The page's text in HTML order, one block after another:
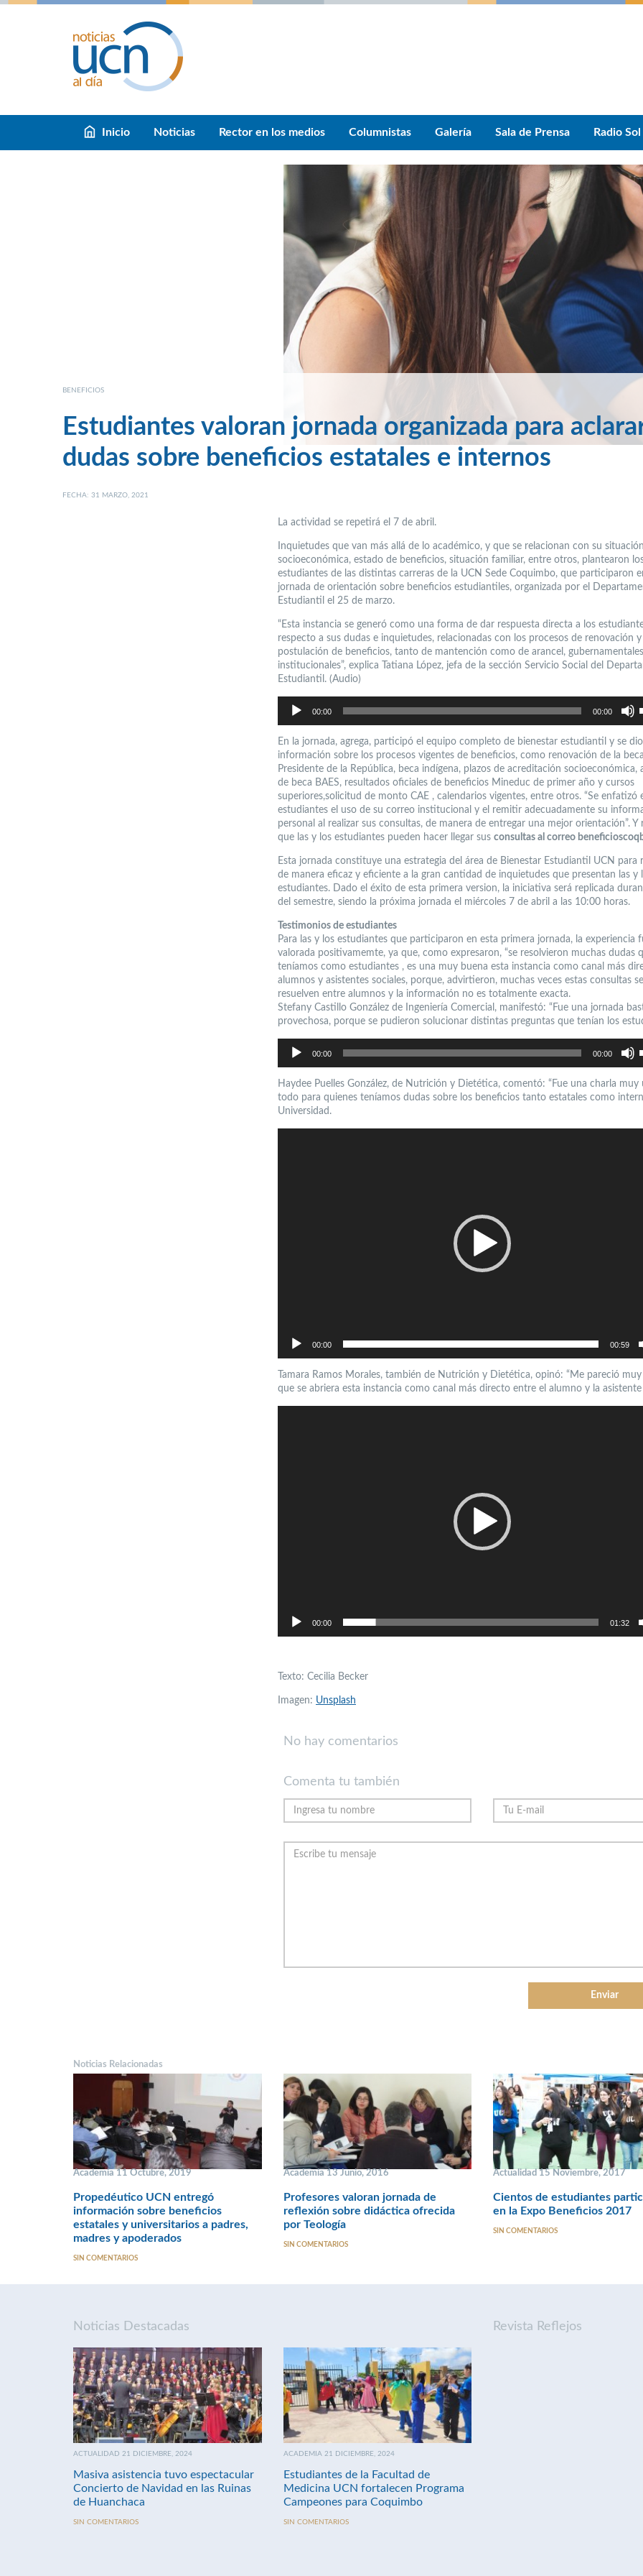
Inicio Noticias Rector en los medios Columnistas Galería Sala de Prensa Radio Sol
BENEFICIOS
Estudiantes valoran jornada organizada para
dudas sobre beneficios estatales e internos
FECHA: 31 MARZO, 2021
La actividad se repetirá el 7 de abril.
Inquietudes que van más allá de lo académico, y que se relacionan con su situación
socioeconómica, estado de beneficios, situación familiar, entre otros, plantearon
estudiantes de las distintas carreras de la UCN Sede Coquimbo, que participaron
jornada de orientación sobre beneficios estudiantiles, organizada por el
Estudiantil el 25 de marzo.
“Esta instancia se generó como una forma de dar respuesta directa a los
respecto a sus dudas e inquietudes, relacionadas con los procesos de renovación y
postulación de beneficios, tanto de mantención como de arancel,
institucionales”, explica Tatiana López, jefa de la sección Servicio Social del
Estudiantil. (Audio)
audio
00:00 00:00
En la jornada, agrega, participó el equipo completo de bienestar estudiantil y se dio
información sobre los procesos vigentes de beneficios, como renovación de la beca
Presidente de la República, beca indígena, plazos de acreditación socioeconómica,
de beca BAES, resultados oficiales de beneficios Mineduc de primer año y cursos
superiores,solicitud de monto CAE , calendarios vigentes, entre otros. “Se enfatizó
estudiantes el uso de su correo institucional y el remitir adecuadamente su
personal al realizar sus consultas, de manera de entregar una mejor orientación”. Y
que las y los estudiantes pueden hacer llegar sus consultas al correo
Esta jornada constituye una estrategia del área de Bienestar Estudiantil UCN para
de manera eficaz y eficiente a la gran cantidad de inquietudes que presentan las y
estudiantes. Dado el éxito de esta primera version, la iniciativa será replicada
del semestre, siendo la próxima jornada el miércoles 7 de abril a las 10:00 horas.
Testimonios de estudiantes
Para las y los estudiantes que participaron en esta primera jornada, la experiencia
valorada positivamemte, ya que, como expresaron, “se resolvieron muchas dudas
teníamos como estudiantes , es una muy buena esta instancia como canal más
alumnos y asistentes sociales, porque, advirtieron, muchas veces estas consultas se
resuelven entre alumnos y la información no es totalmente exacta.
Stefany Castillo González de Ingeniería Comercial, manifestó: “Fue una jornada
provechosa, porque se pudieron solucionar distintas preguntas que tenían los
audio
00:00 00:00
Haydee Puelles González, de Nutrición y Dietética, comentó: “Fue una charla muy
todo para quienes teníamos dudas sobre los beneficios tanto estatales como
Universidad.
00:00 00:59
Tamara Ramos Morales, también de Nutrición y Dietética, opinó: “Me pareció
que se abriera esta instancia como canal más directo entre el alumno y la asistente
00:00 01:32
Texto: Cecilia Becker
Imagen: Unsplash
No hay comentarios
Comenta tu también
Noticias Relacionadas
Academia 11 Octubre, 2019
Propedéutico UCN entregó
información sobre beneficios
estatales y universitarios a padres,
madres y apoderados
SIN COMENTARIOS
Academia 13 Junio, 2016
Profesores valoran jornada de
reflexión sobre didáctica ofrecida
por Teología
SIN COMENTARIOS
Actualidad 15 Noviembre, 2017
Cientos de estudiantes
en la Expo Beneficios 2017
SIN COMENTARIOS
Noticias Destacadas
ACTUALIDAD 21 DICIEMBRE, 2024
Masiva asistencia tuvo espectacular
Concierto de Navidad en las Ruinas
de Huanchaca
SIN COMENTARIOS
ACADEMIA 21 DICIEMBRE, 2024
Estudiantes de la Facultad de
Medicina UCN fortalecen Programa
Campeones para Coquimbo
SIN COMENTARIOS
Revista Reflejos